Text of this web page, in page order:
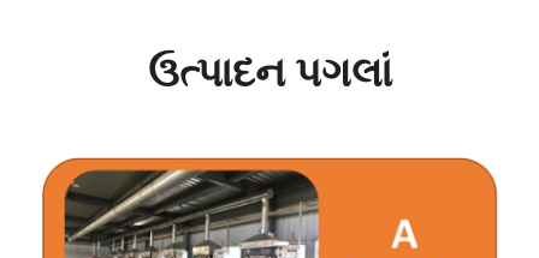
ઉત્પાદન પગલાં